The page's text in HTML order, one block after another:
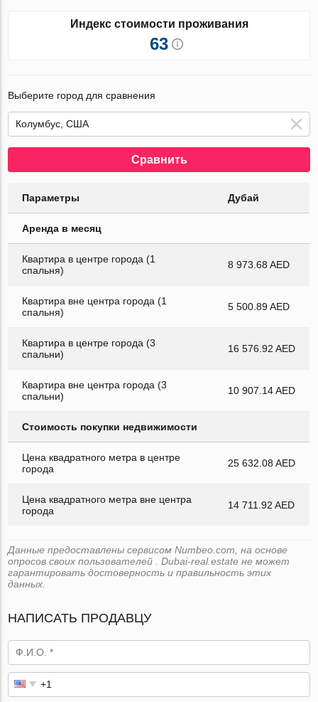
Индекс стоимости проживания
63
Выберите город для сравнения
Сравнить
Параметры Дубай
Аренда в месяц
Квартира в центре города (1
спальня)
8 973.68 AED
Квартира вне центра города (1
спальня)
5 500.89 AED
Квартира в центре города (3
спальни)
16 576.92 AED
Квартира вне центра города (3
спальни)
10 907.14 AED
Стоимость покупки недвижимости
Цена квадратного метра в центре
города
25 632.08 AED
Цена квадратного метра вне центра
города
14 711.92 AED
Данные предоставлены сервисом Numbeo.com, на основе
опросов своих пользователей . Dubai-real.estate не может
гарантировать достоверность и правильность этих
данных.
НАПИСАТЬ ПРОДАВЦУ